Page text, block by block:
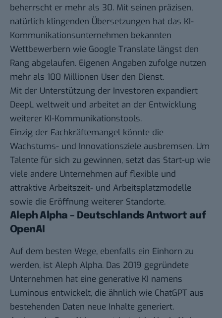
beherrscht er mehr als 30. Mit seinen präzisen,
natürlich klingenden Übersetzungen hat das KI-
Kommunikationsunternehmen bekannten
Wettbewerbern wie Google Translate längst den
Rang abgelaufen. Eigenen Angaben zufolge nutzen
mehr als 100 Millionen User den Dienst.
Mit der Unterstützung der Investoren expandiert
DeepL weltweit und arbeitet an der Entwicklung
weiterer KI-Kommunikationstools.
Einzig der Fachkräftemangel könnte die
Wachstums- und Innovationsziele ausbremsen. Um
Talente für sich zu gewinnen, setzt das Start-up wie
viele andere Unternehmen auf flexible und
attraktive Arbeitszeit- und Arbeitsplatzmodelle
sowie die Eröffnung weiterer Standorte.
Aleph Alpha – Deutschlands Antwort auf
OpenAI
Auf dem besten Wege, ebenfalls ein Einhorn zu
werden, ist Aleph Alpha. Das 2019 gegründete
Unternehmen hat eine generative KI namens
Luminous entwickelt, die ähnlich wie ChatGPT aus
bestehenden Daten neue Inhalte generiert.